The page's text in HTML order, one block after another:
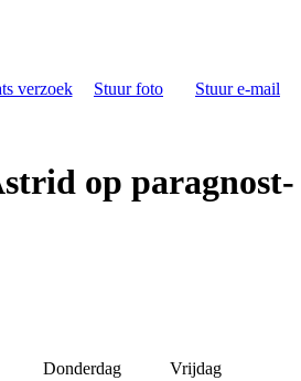
verzoek Stuur foto Stuur e-mail
op paragnost-
Donderdag
Vrijdag